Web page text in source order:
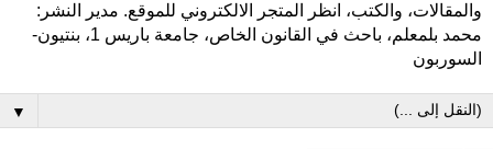
والمقالات، والكتب، انظر المتجر الالكتروني للموقع. مدير النشر:
محمد بلمعلم، باحث في القانون الخاص، جامعة باريس 1، بنتيون-
السوربون
▼